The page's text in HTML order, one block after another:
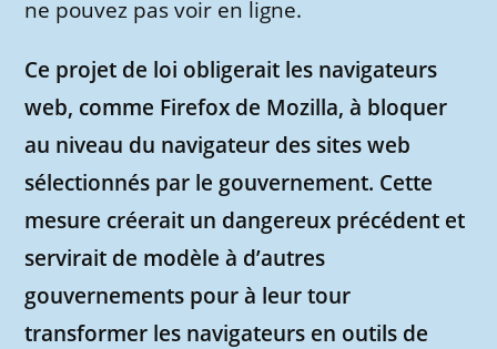
ne pouvez pas voir en ligne.
Ce projet de loi obligerait les navigateurs
web, comme Firefox de Mozilla, à bloquer
au niveau du navigateur des sites web
sélectionnés par le gouvernement. Cette
mesure créerait un dangereux précédent et
servirait de modèle à d’autres
gouvernements pour à leur tour
transformer les navigateurs en outils de